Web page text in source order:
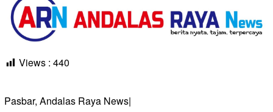
Views : 440
Pasbar, Andalas Raya News|